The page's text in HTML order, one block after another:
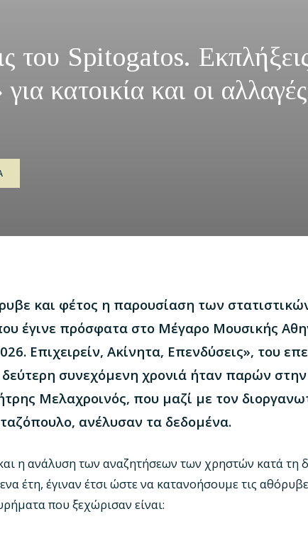
του Spitogatos.
κατοικία και οι
και φέτος η παρουσίαση των
έγινε πρόσφατα στο Μέγαρο Μουσικής
Επιχειρείν, Ακίνητα, Επενδύσεις», του
συνεχόμενη χρονιά ήταν παρών
Μελαχροινός, που μαζί με τον
ανέλυσαν τα δεδομένα.
η ανάλυση των αναζητήσεων των χρηστών κατά τη
έτη, έγιναν έτσι ώστε να κατανοήσουμε τις
που ξεχώρισαν είναι: